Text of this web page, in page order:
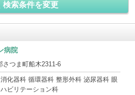
検索条件を変更
病院
さつま町船木2311-6
化器科 循環器科 整形外科 泌尿器科 眼
ビリテーション科